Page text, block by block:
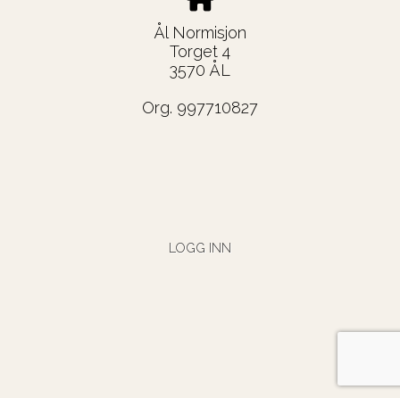
Ål Normisjon
Torget 4
3570 ÅL
Org. 997710827
LOGG INN